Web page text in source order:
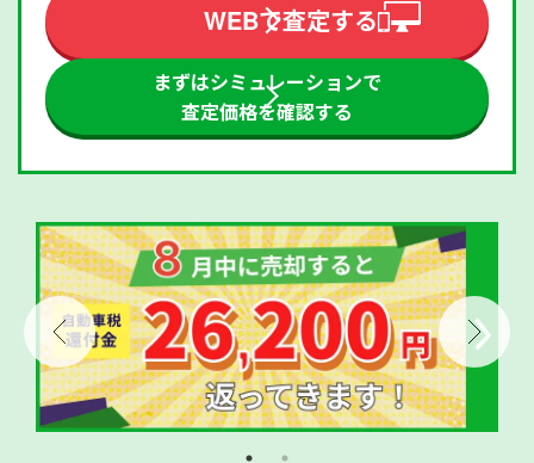
WEBで査定する
まずはシミュレーションで
査定価格を確認する